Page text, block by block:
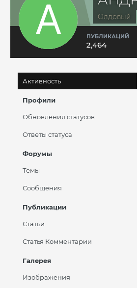
Олдовый
ПУБЛИКАЦИЙ
2,464
Активность
Профили
Обновления статусов
Ответы статуса
Форумы
Темы
Сообщения
Публикации
Статьи
Статья Комментарии
Галерея
Изображения